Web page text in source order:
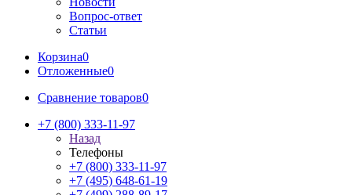
Вопрос-ответ
Статьи
Корзина0
Отложенные0
Сравнение товаров0
+7 (800) 333-11-97
Назад
Телефоны
+7 (800) 333-11-97
+7 (495) 648-61-19